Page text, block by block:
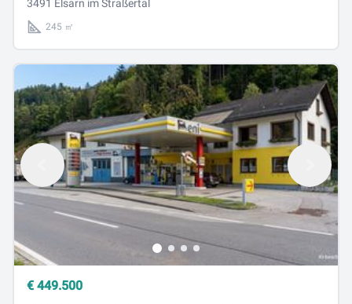
Straßertal, NÖ
3491 Elsarn im Straßertal
245 ㎡
€ 449.500